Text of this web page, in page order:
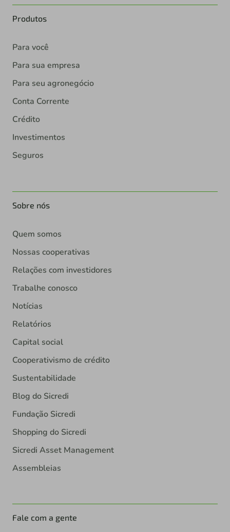
Produtos
Para você
Para sua empresa
Para seu agronegócio
Conta Corrente
Crédito
Investimentos
Seguros
Sobre nós
Quem somos
Nossas cooperativas
Relações com investidores
Trabalhe conosco
Notícias
Relatórios
Capital social
Cooperativismo de crédito
Sustentabilidade
Blog do Sicredi
Fundação Sicredi
Shopping do Sicredi
Sicredi Asset Management
Assembleias
Fale com a gente